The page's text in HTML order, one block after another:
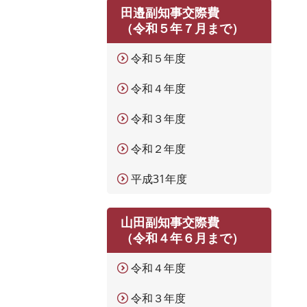
田邉副知事交際費
（令和５年７月まで）
令和５年度
令和４年度
令和３年度
令和２年度
平成31年度
山田副知事交際費
（令和４年６月まで）
令和４年度
令和３年度